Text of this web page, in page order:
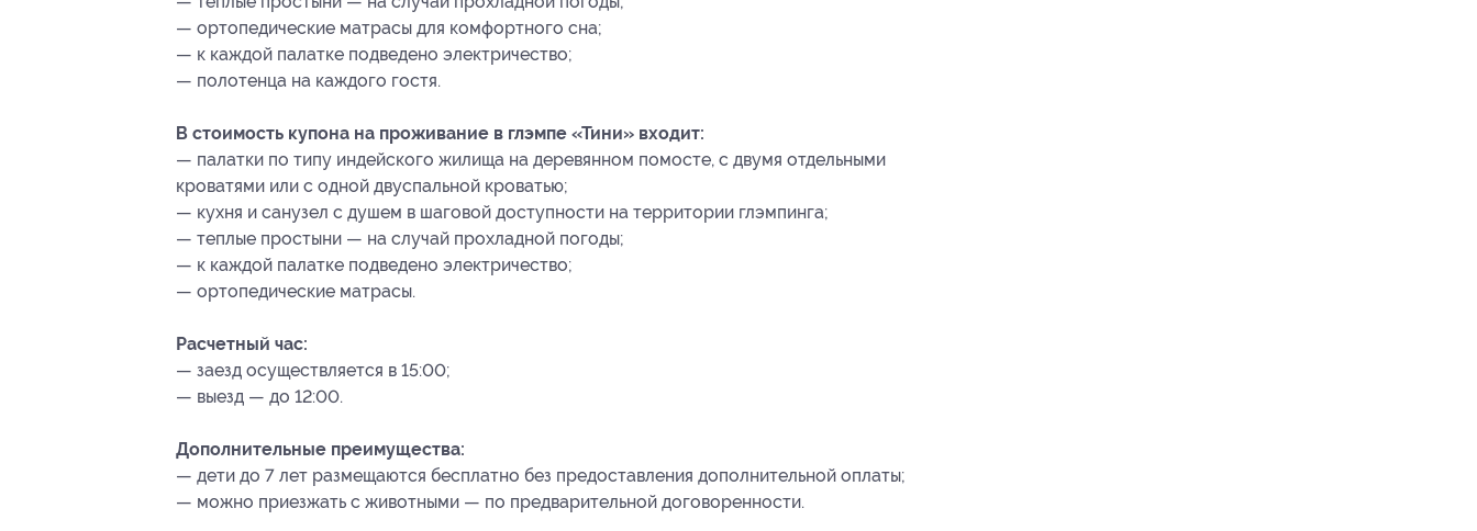
— ортопедические матрасы для комфортного сна;
— к каждой палатке подведено электричество;
— полотенца на каждого гостя.
В стоимость купона на проживание в глэмпе «Тини» входит:
— палатки по типу индейского жилища на деревянном помосте, с двумя отдельными
кроватями или с одной двуспальной кроватью;
— кухня и санузел с душем в шаговой доступности на территории глэмпинга;
— теплые простыни — на случай прохладной погоды;
— к каждой палатке подведено электричество;
— ортопедические матрасы.
Расчетный час:
— заезд осуществляется в 15:00;
— выезд — до 12:00.
Дополнительные преимущества:
— дети до 7 лет размещаются бесплатно без предоставления дополнительной оплаты;
— можно приезжать с животными — по предварительной договоренности.